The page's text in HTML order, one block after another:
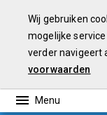
Wij gebruiken
mogelijke
verder navigeert
voorwaarden